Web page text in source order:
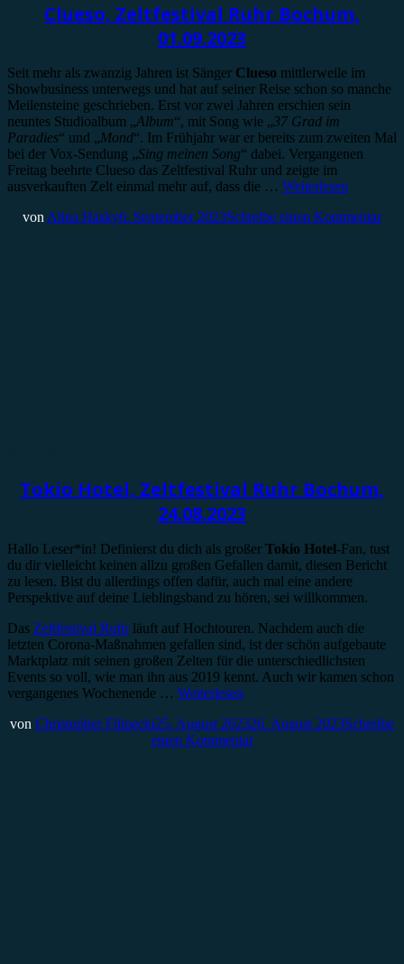
Clueso, Zeltfestival Ruhr Bochum,
01.09.2023
Seit mehr als zwanzig Jahren ist Sänger Clueso mittlerweile im
Showbusiness unterwegs und hat auf seiner Reise schon so manche
Meilensteine geschrieben. Erst vor zwei Jahren erschien sein
neuntes Studioalbum „Album“, mit Song wie „37 Grad im
Paradies“ und „Mond“. Im Frühjahr war er bereits zum zweiten Mal
bei der Vox-Sendung „Sing meinen Song“ dabei. Vergangenen
Freitag beehrte Clueso das Zeltfestival Ruhr und zeigte im
ausverkauften Zelt einmal mehr auf, dass die … Weiterlesen
vonAlina Hasky6. September 2023Schreibe einen Kommentar
Tokio Hotel, Zeltfestival Ruhr Bochum,
24.08.2023
Hallo Leser*in! Definierst du dich als großer Tokio Hotel-Fan, tust
du dir vielleicht keinen allzu großen Gefallen damit, diesen Bericht
zu lesen. Bist du allerdings offen dafür, auch mal eine andere
Perspektive auf deine Lieblingsband zu hören, sei willkommen.
Das Zeltfestival Ruhrläuft auf Hochtouren. Nachdem auch die
letzten Corona-Maßnahmen gefallen sind, ist der schön aufgebaute
Marktplatz mit seinen großen Zelten für die unterschiedlichsten
Events so voll, wie man ihn aus 2019 kennt. Auch wir kamen schon
vergangenes Wochenende … Weiterlesen
von Christopher Filipecki25. August 202326. August 2023Schreibe
einen Kommentar